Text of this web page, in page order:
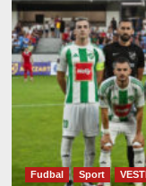
Fudbal Sport VESTI